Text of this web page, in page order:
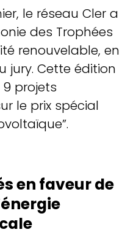
le réseau Cler a
des Trophées
renouvelable, en
jury. Cette édition
projets
le prix spécial
en faveur de